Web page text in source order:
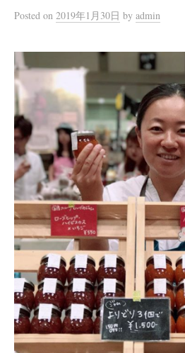
Posted on 2019年1月30日 by admin